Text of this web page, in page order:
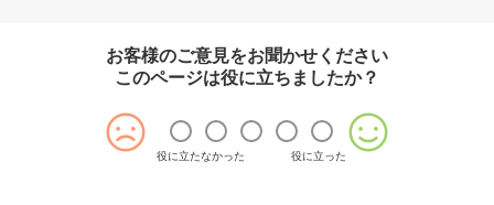
お客様のご意見をお聞かせください
このページは役に立ちましたか？
役に立たなかった 役に立った